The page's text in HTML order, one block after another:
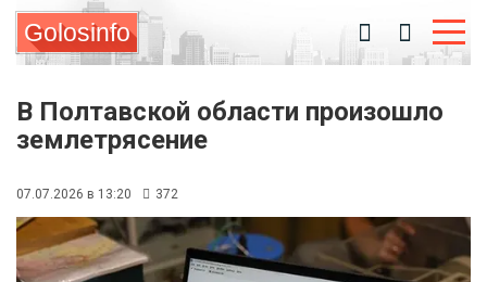
Golosinfo
В Полтавской области произошло
землетрясение
07.07.2026 в 13:20 372